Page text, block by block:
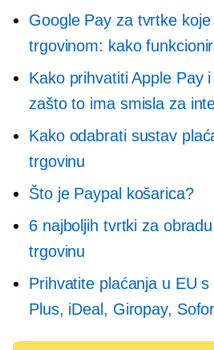
Google Pay za tvrtke
trgovinom: kako
Kako prihvatiti Apple Pay
zašto to ima smisla za
Kako odabrati sustav
trgovinu
Što je Paypal košarica?
6 najboljih tvrtki za
trgovinu
Prihvatite plaćanja u EU s
Plus, iDeal, Giropay,